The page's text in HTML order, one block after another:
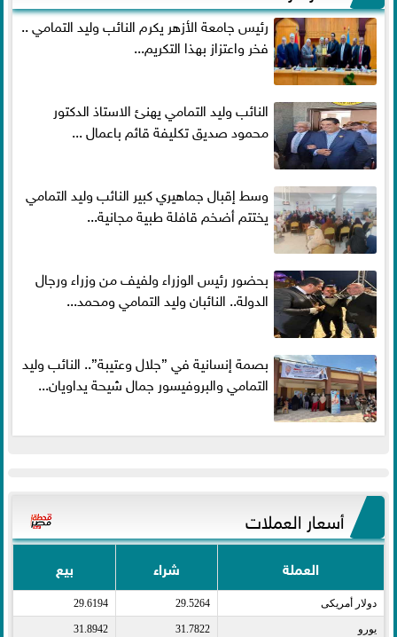
رئيس جامعة الأزهر يكرم النائب وليد التمامي ..
فخر واعتزاز بهذا التكريم...
النائب وليد التمامي يهنئ الاستاذ الدكتور
محمود صديق تكليفة قائم باعمال ...
وسط إقبال جماهيري كبير النائب وليد التمامي
يختتم أضخم قافلة طبية مجانية...
بحضور رئيس الوزراء ولفيف من وزراء ورجال
الدولة.. النائبان وليد التمامي ومحمد...
بصمة إنسانية في ”جلال وعتيبة”.. النائب وليد
التمامي والبروفيسور جمال شيحة يداويان...
أسعار العملات
العملة شراء بيع
دولار أمريكى​ 29.5264
29.6194
يورو​ 31.7822
31.8942